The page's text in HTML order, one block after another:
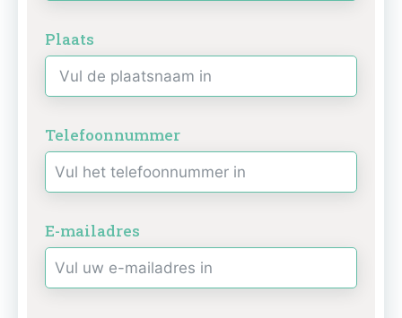
Plaats
Telefoonnummer
E-mailadres